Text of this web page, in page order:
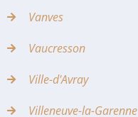
Vanves
Vaucresson
Ville-d'Avray
Villeneuve-la-Garenne